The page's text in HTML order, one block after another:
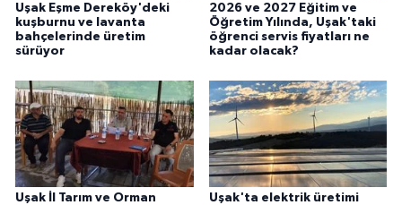
Uşak Eşme Dereköy'deki
kuşburnu ve lavanta
bahçelerinde üretim
sürüyor
2026 ve 2027 Eğitim ve
Öğretim Yılında, Uşak'taki
öğrenci servis fiyatları ne
kadar olacak?
Uşak İl Tarım ve Orman
Uşak'ta elektrik üretimi